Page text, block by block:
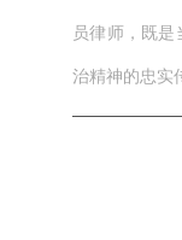
员律师，既
治精神的忠实